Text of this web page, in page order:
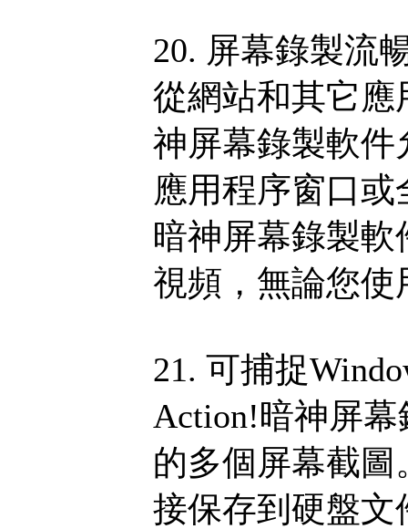
20. 屏幕錄製流
從網站和其它
神屏幕錄製軟
應用程序窗口
暗神屏幕錄製
視頻，無論您
21. 可捕捉
Action!暗神屏
的多個屏幕截
接保存到硬盤